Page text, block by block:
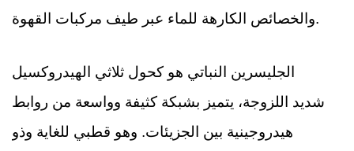
والخصائص الكارهة للماء عبر طيف مركبات القهوة.
الجليسرين النباتي هو كحول ثلاثي الهيدروكسيل
شديد اللزوجة، يتميز بشبكة كثيفة وواسعة من روابط
هيدروجينية بين الجزيئات. وهو قطبي للغاية وذو